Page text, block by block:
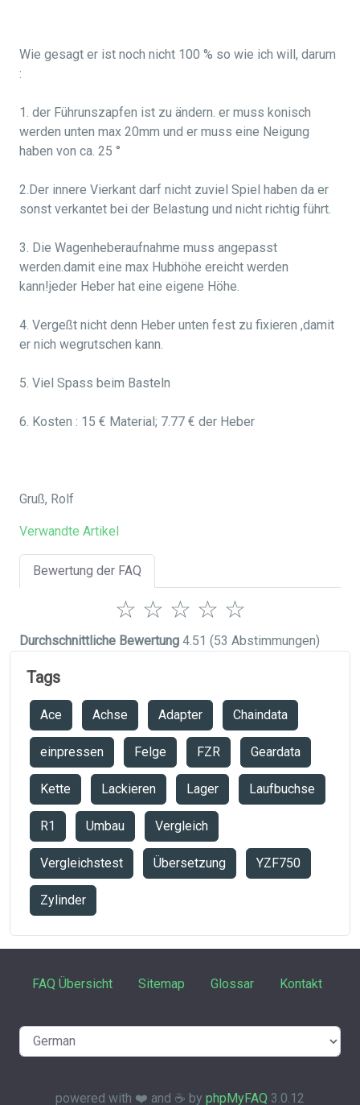
Wie gesagt er ist noch nicht 100 % so wie ich will, darum
:
1. der Führunszapfen ist zu ändern. er muss konisch
werden unten max 20mm und er muss eine Neigung
haben von ca. 25 °
2.Der innere Vierkant darf nicht zuviel Spiel haben da er
sonst verkantet bei der Belastung und nicht richtig führt.
3. Die Wagenheberaufnahme muss angepasst
werden.damit eine max Hubhöhe ereicht werden
kann!jeder Heber hat eine eigene Höhe.
4. Vergeßt nicht denn Heber unten fest zu fixieren ,damit
er nich wegrutschen kann.
5. Viel Spass beim Basteln
6. Kosten : 15 € Material; 7.77 € der Heber
Gruß, Rolf
Verwandte Artikel
Bewertung der FAQ
☆
☆
☆
☆
☆
Durchschnittliche Bewertung 4.51 (53 Abstimmungen)
Tags
Ace Achse Adapter Chaindata
einpressen Felge FZR Geardata
Kette Lackieren Lager Laufbuchse
R1 Umbau Vergleich
Vergleichstest Übersetzung YZF750
Zylinder
FAQ Übersicht Sitemap Glossar Kontakt
powered with ❤️ and ☕️ by phpMyFAQ 3.0.12